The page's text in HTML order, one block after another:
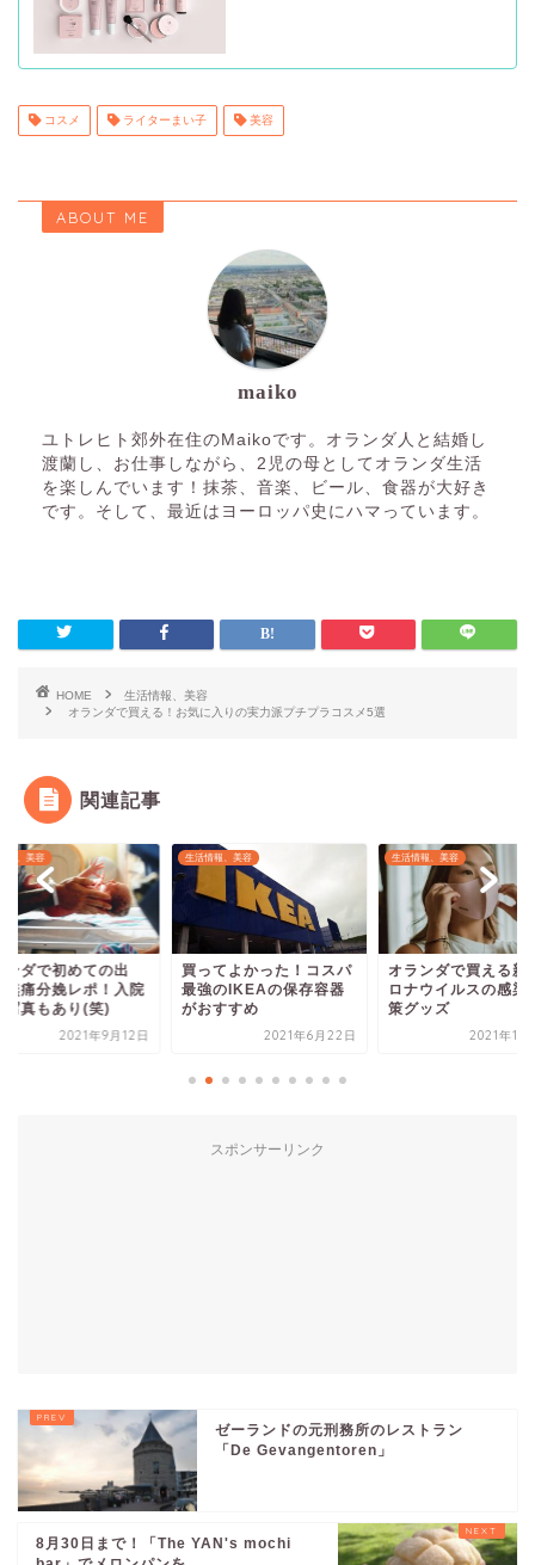
コスメ ライターまい子 美容
ABOUT ME
maiko
ユトレヒト郊外在住のMaikoです。オランダ人と結婚し
渡蘭し、お仕事しながら、2児の母としてオランダ生活
を楽しんでいます！抹茶、音楽、ビール、食器が大好き
です。そして、最近はヨーロッパ史にハマっています。
HOME
生活情報、美容
オランダで買える！お気に入りの実力派プチプラコスメ5選
関連記事
報、美容
ンダで初めての出
無痛分娩レポ！入院
写真もあり(笑)
2021年9月12日
生活情報、美容
買ってよかった！コスパ
最強のIKEAの保存容器
がおすすめ
2021年6月22日
生活情報、美容
オランダで買える新
ロナウイルスの感染
策グッズ
2021年11
スポンサーリンク
ゼーランドの元刑務所のレストラン
「De Gevangentoren」
8月30日まで！「The YAN's mochi